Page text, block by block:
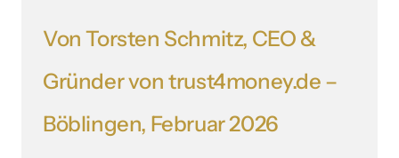
Von Torsten Schmitz, CEO
Gründer von trust4money.de
Böblingen, Februar 2026